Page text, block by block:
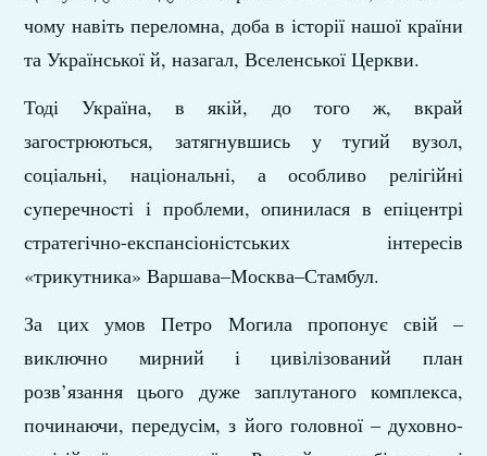
чому навіть переломна, доба в історії нашої країни
та Української й, назагал, Вселенської Церкви.
Тоді Україна, в якій, до того ж, вкрай
загострюються, затягнувшись у тугий вузол,
соціальні, національні, а особливо релігійні
cуперечноcті і проблеми, опинилася в епіцентрі
стратегічно-експансіоністських інтересів
«трикутника» Варшава–Москва–Стамбул.
За цих умов Петро Могила пропонує свій –
виключно мирний і цивілізований план
розв’язання цього дуже заплутаного комплекса,
починаючи, передусім, з його головної – духовно-